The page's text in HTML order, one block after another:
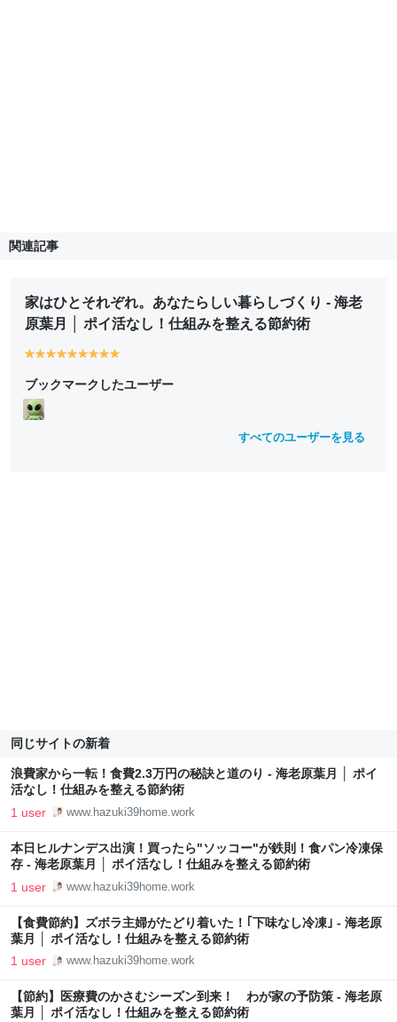
関連記事
家はひとそれぞれ。あなたらしい暮らしづくり - 海老
原葉月 │ ポイ活なし！仕組みを整える節約術
y
ll
o
w
y
ll
o
w
y
ll
y
ll
y
ll
y
ll
y
ll
y
ll ll
ブックマークしたユーザー
すべてのユーザーを見る
同じサイトの新着
浪費家から一転！食費2.3万円の秘訣と道のり - 海老原葉月 │ ポイ
活なし！仕組みを整える節約術
1 user www.hazuki39home.work
本日ヒルナンデス出演！買ったら"ソッコー"が鉄則！食パン冷凍保
存 - 海老原葉月 │ ポイ活なし！仕組みを整える節約術
1 user www.hazuki39home.work
【食費節約】ズボラ主婦がたどり着いた！｢下味なし冷凍｣ - 海老原
葉月 │ ポイ活なし！仕組みを整える節約術
1 user www.hazuki39home.work
【節約】医療費のかさむシーズン到来！ わが家の予防策 - 海老原
葉月 │ ポイ活なし！仕組みを整える節約術